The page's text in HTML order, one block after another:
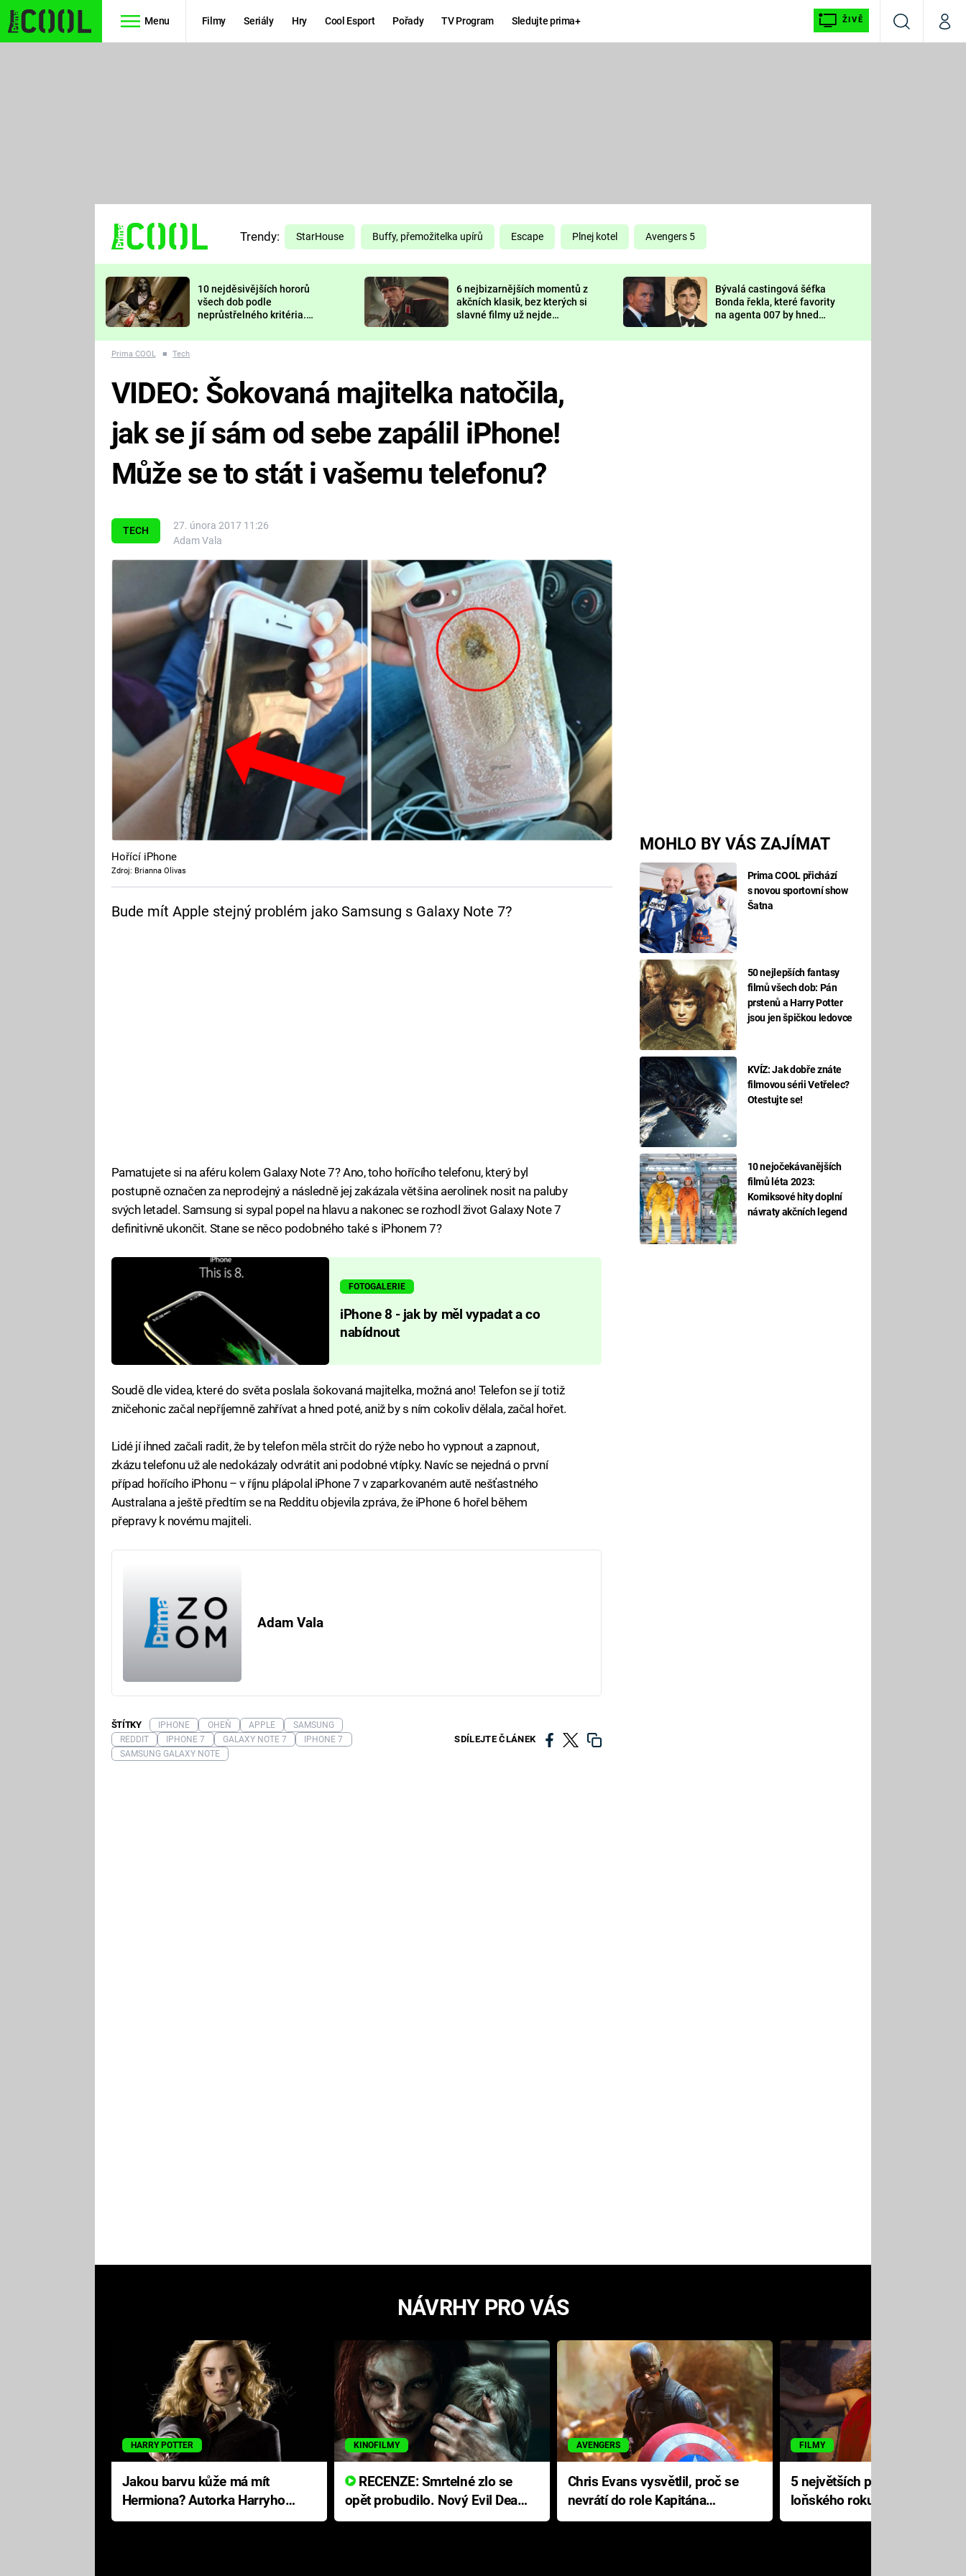
Menu Filmy Seriály Hry Cool Esport Pořady TV Program Sledujte prima+ ŽIVĚ
VyhledáváníMůj
TŘESKU
FUTURAMA
PREDÁTOR
DELIVERANCE
KOMEDIE
CHUCK
NORRIS
DEADPOOL
Prima LAJK
Sledujte nás
Trendy: StarHouse Buffy, přemožitelka upírů Escape Plnej kotel Avengers 5
10 nejděsivějších hororů
všech dob podle
neprůstřelného kritéria.
nejvíc zvednou tep?
6 nejbizarnějších momentů z
akčních klasik, bez kterých si
slavné filmy už nejde
Bývalá castingová šéfka
Bonda řekla, které favority
na agenta 007 by hned
Prima COOL ■ Tech
TECH
27. února 2017 11:26
Adam Vala
MOHLO BY VÁS ZAJÍMAT
Prima COOL přichází
s novou sportovní show
Šatna
50 nejlepších fantasy
filmů všech dob: Pán
prstenů a Harry Potter
jsou jen špičkou ledovce
KVÍZ: Jak dobře znáte
filmovou sérii Vetřelec?
Otestujte se!
10 nejočekávanějších
filmů léta 2023:
Komiksové hity doplní
návraty akčních legend
VIDEO: Šokovaná majitelka natočila,
jak se jí sám od sebe zapálil iPhone!
Může se to stát i vašemu telefonu?
Hořící iPhone
Zdroj: Brianna Olivas
Bude mít Apple stejný problém jako Samsung s Galaxy Note 7?
Pamatujete si na aféru kolem Galaxy Note 7? Ano, toho hořícího telefonu, který byl
postupně označen za neprodejný a následně jej zakázala většina aerolinek nosit na paluby
svých letadel. Samsung si sypal popel na hlavu a nakonec se rozhodl život Galaxy Note 7
definitivně ukončit. Stane se něco podobného také s iPhonem 7?
FOTOGALERIE
iPhone 8 - jak by měl vypadat a co
nabídnout
Soudě dle videa, které do světa poslala šokovaná majitelka, možná ano! Telefon se jí totiž
zničehonic začal nepříjemně zahřívat a hned poté, aniž by s ním cokoliv dělala, začal hořet.
Lidé jí ihned začali radit, že by telefon měla strčit do rýže nebo ho vypnout a zapnout,
zkázu telefonu už ale nedokázaly odvrátit ani podobné vtípky. Navíc se nejedná o první
případ hořícího iPhonu – v říjnu plápolal iPhone 7 v zaparkovaném autě nešťastného
Australana a ještě předtím se na Redditu objevila zpráva, že iPhone 6 hořel během
přepravy k novému majiteli.
Adam Vala
SDÍLEJTE ČLÁNEK
ŠTÍTKY IPHONE OHEŇ APPLE
SAMSUNG
REDDIT
IPHONE 7 GALAXY NOTE 7
IPHONE 7
SAMSUNG GALAXY NOTE
NÁVRHY PRO VÁS
HARRY POTTER
Jakou barvu kůže má mít
Hermiona? Autorka Harryho
Pottera přišla s ráznou
KINOFILMY
RECENZE: Smrtelné zlo se
opět probudilo. Nový Evil Dead
přichází s neodolatelnou
AVENGERS
Chris Evans vysvětlil, proč se
nevrátí do role Kapitána
Ameriky
FILMY
5 největších propadáků
loňského roku: Disney na
jediné katastrofě prodělal 200